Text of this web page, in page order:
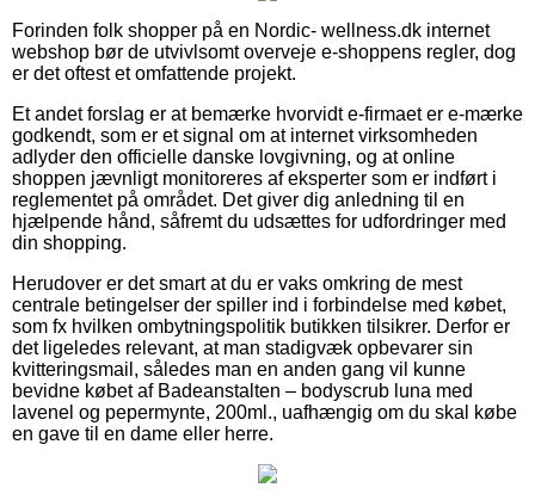
Forinden folk shopper på en Nordic- wellness.dk internet
webshop bør de utvivlsomt overveje e-shoppens regler, dog
er det oftest et omfattende projekt.
Et andet forslag er at bemærke hvorvidt e-firmaet er e-mærke
godkendt, som er et signal om at internet virksomheden
adlyder den officielle danske lovgivning, og at online
shoppen jævnligt monitoreres af eksperter som er indført i
reglementet på området. Det giver dig anledning til en
hjælpende hånd, såfremt du udsættes for udfordringer med
din shopping.
Herudover er det smart at du er vaks omkring de mest
centrale betingelser der spiller ind i forbindelse med købet,
som fx hvilken ombytningspolitik butikken tilsikrer. Derfor er
det ligeledes relevant, at man stadigvæk opbevarer sin
kvitteringsmail, således man en anden gang vil kunne
bevidne købet af Badeanstalten – bodyscrub luna med
lavenel og pepermynte, 200ml., uafhængig om du skal købe
en gave til en dame eller herre.